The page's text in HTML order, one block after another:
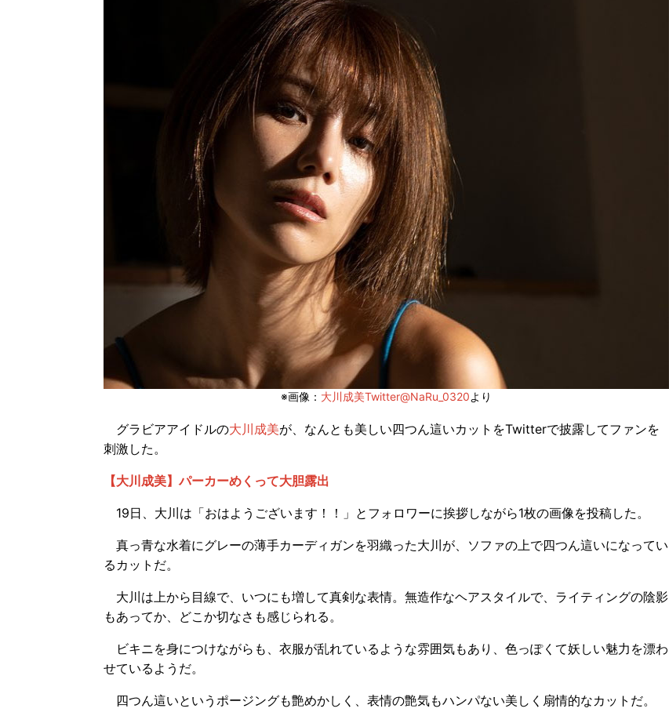
※画像： 大川成美Twitter@NaRu_0320より
グラビアアイドルの大川成美が、なんとも美しい四つん這いカットをTwitterで披露してファンを
刺激した。
【大川成美】パーカーめくって大胆露出
19日、大川は「おはようございます！！」とフォロワーに挨拶しながら1枚の画像を投稿した。
真っ青な水着にグレーの薄手カーディガンを羽織った大川が、ソファの上で四つん這いになってい
るカットだ。
大川は上から目線で、いつにも増して真剣な表情。無造作なヘアスタイルで、ライティングの陰影
もあってか、どこか切なさも感じられる。
ビキニを身につけながらも、衣服が乱れているような雰囲気もあり、色っぽくて妖しい魅力を漂わ
せているようだ。
四つん這いというポージングも艶めかしく、表情の艶気もハンパない美しく扇情的なカットだ。